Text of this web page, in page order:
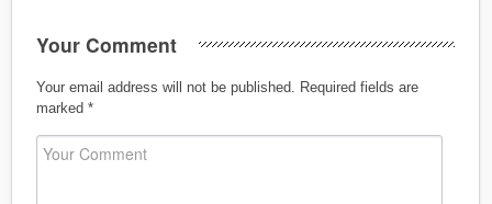
Your Comment
Your email address will not be published.
Required fields are
marked *